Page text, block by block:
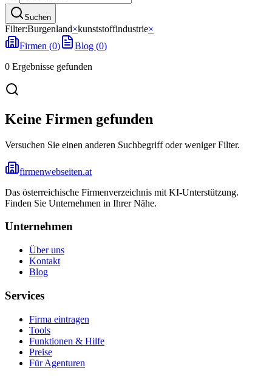
Suchen
Filter:Burgenland×kunststoffindustrie×
Firmen (0) Blog (0)
0 Ergebnisse gefunden
Keine Firmen gefunden
Versuchen Sie einen anderen Suchbegriff oder weniger Filter.
firmenwebseiten.at
Das österreichische Firmenverzeichnis mit KI-Unterstützung.
Finden Sie Unternehmen in Ihrer Nähe.
Unternehmen
Über uns
Kontakt
Blog
Services
Firma eintragen
Tools
Funktionen & Hilfe
Preise
Für Agenturen